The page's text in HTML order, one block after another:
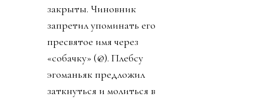
закрыты. Чиновник
запретил упоминать его
пресвятое имя через
«собачку» (@). Плебсу
эгоманьяк предложил
заткнуться и молиться в